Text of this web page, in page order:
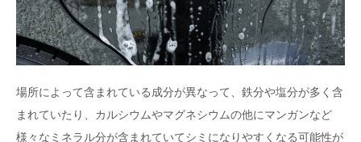
場所によって含まれている成分が異なって、鉄分や塩分が多く含
まれていたり、カルシウムやマグネシウムの他にマンガンなど
様々なミネラル分が含まれていてシミになりやすくなる可能性が